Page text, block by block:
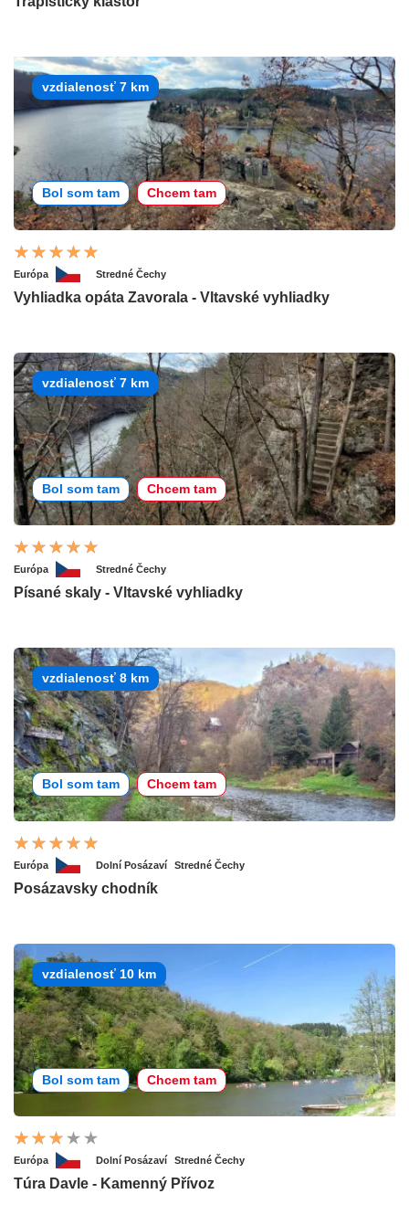
vzdialenosť 7 km
Bol som tam Chcem tam
Európa Stredné Čechy
Vyhliadka opáta Zavorala - Vltavské vyhliadky
vzdialenosť 7 km
Bol som tam Chcem tam
Európa Stredné Čechy
Písané skaly - Vltavské vyhliadky
vzdialenosť 8 km
Bol som tam Chcem tam
Európa Dolní Posázaví Stredné Čechy
Posázavsky chodník
vzdialenosť 10 km
Bol som tam Chcem tam
Európa Dolní Posázaví Stredné Čechy
Túra Davle - Kamenný Přívoz